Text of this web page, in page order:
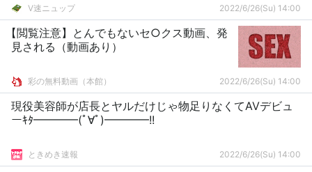
V速ニュップ 2022/6/26(Su) 14:00
【閲覧注意】とんでもないセ○クス動画、発
見される（動画あり）
彩の無料動画（本館） 2022/6/26(Su) 14:00
現役美容師が店長とヤルだけじゃ物足りなくてAVデビュ
ーｷﾀ━━━━(ﾟ∀ﾟ)━━━━!!
ときめき速報 2022/6/26(Su) 14:00